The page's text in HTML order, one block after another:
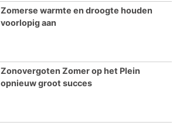
Zomerse warmte en droogte houden
voorlopig aan
Zonovergoten Zomer op het Plein
opnieuw groot succes